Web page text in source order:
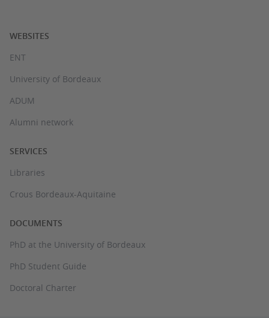
WEBSITES
ENT
University of Bordeaux
ADUM
Alumni network
SERVICES
Libraries
Crous Bordeaux-Aquitaine
DOCUMENTS
PhD at the University of Bordeaux
PhD Student Guide
Doctoral Charter